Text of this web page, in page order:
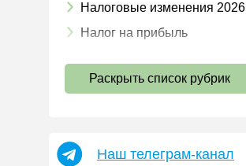
Налоговые изменения 2026
Налог на прибыль
Страховые взносы 2026
УСН
Раскрыть список рубрик
Наш телеграм-канал